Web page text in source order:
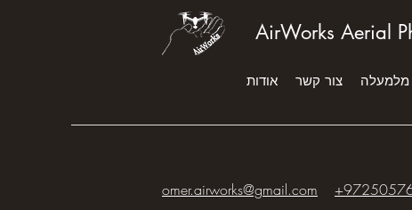
AirWorks Aerial
מלמעלה צור קשר אודות
omer.airworks@gmail.com